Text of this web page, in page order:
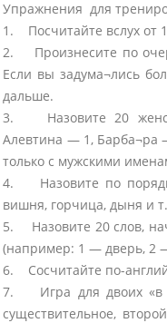
Упражнения для
1. Посчитайте вслух от
2. Произнесите по
Если вы задума¬лись
дальше.
3. Назовите 20
Алевтина — 1, Барба¬ра
только с мужскими
4. Назовите по
вишня, горчица, дыня и
5. Назовите 20 слов,
(например: 1 — дверь, 2
6. Сосчитайте по-
7. Игра для двоих «в
существительное,